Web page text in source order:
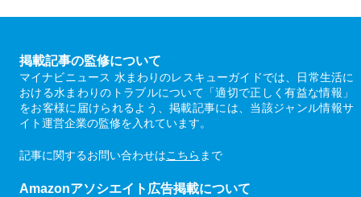
掲載記事の監修について
マイナビニュース 水まわりのレスキューガイドでは、日常生活に
おける水まわりのトラブルについて「適切で正しく有益な情報」
をお客様に届けられるよう、掲載記事には、当該ジャンル情報サ
イト運営企業の監修を入れています。
記事に関するお問い合わせはこちら まで
Amazonアソシエイト広告掲載について